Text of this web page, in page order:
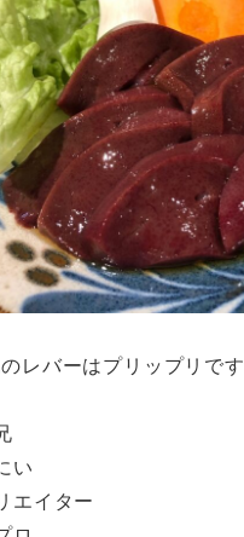
レバーはプリップリです
い
エイター